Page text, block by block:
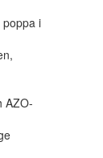
i
AZO-